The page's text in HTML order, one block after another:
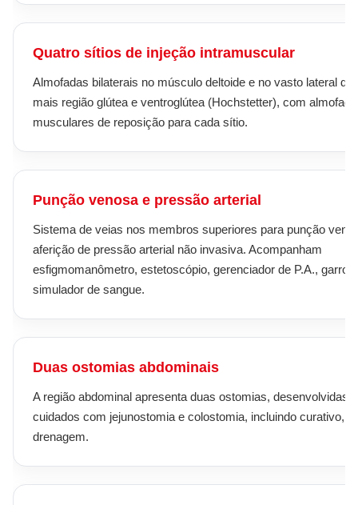
Quatro sítios de injeção intramuscular
Almofadas bilaterais no músculo deltoide e no vasto lateral da
mais região glútea e ventroglútea (Hochstetter), com
musculares de reposição para cada sítio.
Punção venosa e pressão arterial
Sistema de veias nos membros superiores para punção
aferição de pressão arterial não invasiva. Acompanham
esfigmomanômetro, estetoscópio, gerenciador de P.A.,
simulador de sangue.
Duas ostomias abdominais
A região abdominal apresenta duas ostomias, desenvolvidas
cuidados com jejunostomia e colostomia, incluindo curativo,
drenagem.